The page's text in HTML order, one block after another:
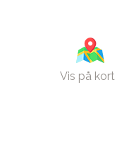
Vis på kort